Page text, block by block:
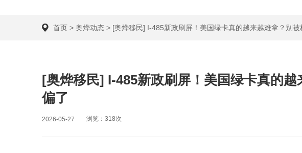
首页 > 奥烨动态 > [奥烨移民] I-485新政刷屏！美国绿卡真的越来越难拿？别被
[奥烨移民] I-485新政刷屏！美国绿卡真的
偏了
2026-05-27 浏览：318次